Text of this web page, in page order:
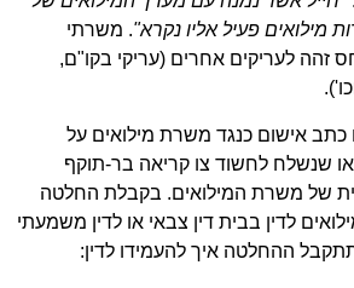
מילואים פעיל אליו נקרא". משרתי
זהה לעריקים אחרים (עריקי בקו"ם,
כתב אישום כנגד משרת מילואים על
שנשלח לחשוד צו קריאה בר-תוקף
של משרת המילואים. בקבלת החלטה
לדין בבית דין צבאי או לדין משמעתי
תתקבל ההחלטה איך להעמידו לדין: